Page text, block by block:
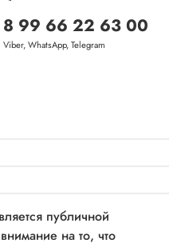
публичной
на то, что
8 99 66 22 63 00
Viber, WhatsApp, Telegram